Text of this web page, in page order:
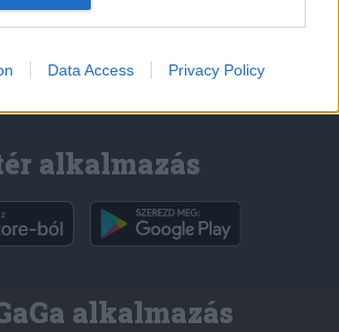
Data Access Privacy Policy
alkalmazás
alkalmazás